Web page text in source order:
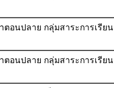
อนปลาย กลุ่มสาระการเรีย
อนปลาย กลุ่มสาระการเรีย